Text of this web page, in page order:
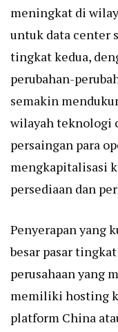
meningkat di
untuk data center
tingkat kedua,
perubahan-
semakin
wilayah teknologi
persaingan para
mengkapitalisasi
persediaan dan
Penyerapan yang
besar pasar
perusahaan yang
memiliki hosting
platform China